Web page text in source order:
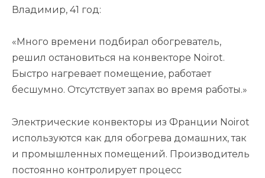
Владимир, 41 год:
«Много времени подбирал обогреватель,
решил остановиться на конвекторе Noirot.
Быстро нагревает помещение, работает
бесшумно. Отсутствует запах во время работы.»
Электрические конвекторы из Франции Noirot
используются как для обогрева домашних, так
и промышленных помещений. Производитель
постоянно контролирует процесс